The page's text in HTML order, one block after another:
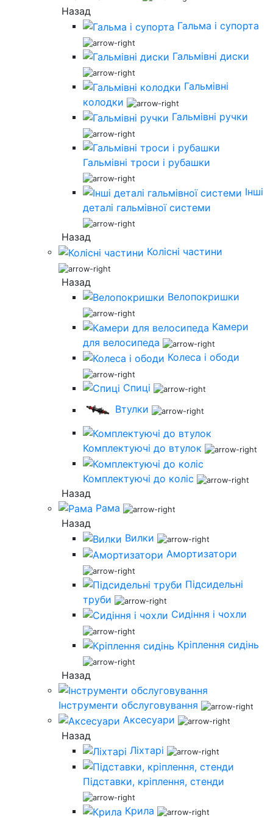
Назад
Гальма і супорта
Гальмівні диски
Гальмівні
колодки
Гальмівні ручки
Гальмівні троси і рубашки
Інші
деталі гальмівної системи
Назад
Колісні частини
Назад
Велопокришки
Камери
для велосипеда
Колеса і ободи
Спиці
Втулки
Комплектуючі до втулок
Комплектуючі до коліс
Назад
Рама
Назад
Вилки
Амортизатори
Підсидельні
труби
Сидіння і чохли
Кріплення сидінь
Назад
Інструменти обслуговування
Аксесуари
Назад
Ліхтарі
Підставки, кріплення, стенди
Крила